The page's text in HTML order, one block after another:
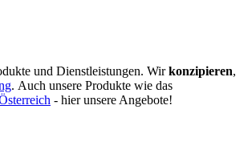
und Dienstleistungen. Wirkonzipieren,
. Auch unsere Produkte wie das
- hier unsere Angebote!